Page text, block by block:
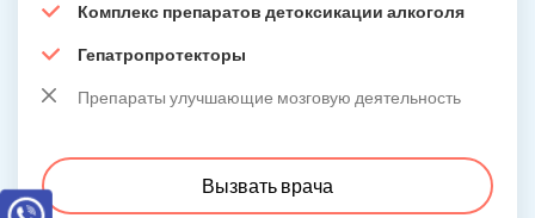
Комплекс препаратов детоксикации алкоголя
Гепатропротекторы
Препараты улучшающие мозговую деятельность
Вызвать врача